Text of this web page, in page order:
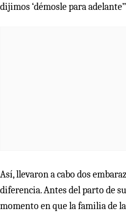
dijimos ‘démosle para
Así, llevaron a cabo dos
diferencia. Antes del parto de
momento en que la familia de